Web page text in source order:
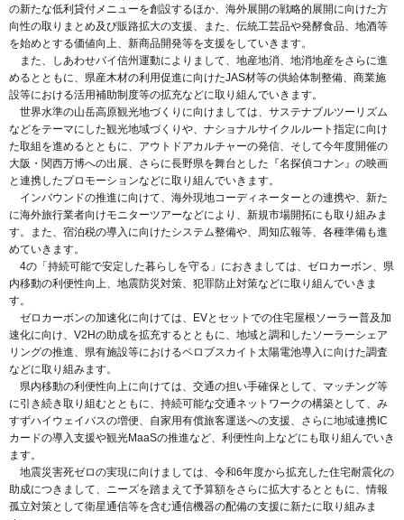
の新たな低利貸付メニューを創設するほか、海外展開の戦略的展開に向けた方
向性の取りまとめ及び販路拡大の支援、また、伝統工芸品や発酵食品、地酒等
を始めとする価値向上、新商品開発等を支援をしていきます。
また、しあわせバイ信州運動によりまして、地産地消、地消地産をさらに進
めるとともに、県産木材の利用促進に向けたJAS材等の供給体制整備、商業施
設等における活用補助制度等の拡充などに取り組んでいきます。
世界水準の山岳高原観光地づくりに向けましては、サステナブルツーリズム
などをテーマにした観光地域づくりや、ナショナルサイクルルート指定に向け
た取組を進めるとともに、アウトドアカルチャーの発信、そして今年度開催の
大阪・関西万博への出展、さらに長野県を舞台とした『名探偵コナン』の映画
と連携したプロモーションなどに取り組んでいきます。
インバウンドの推進に向けて、海外現地コーディネーターとの連携や、新た
に海外旅行業者向けモニターツアーなどにより、新規市場開拓にも取り組みま
す。また、宿泊税の導入に向けたシステム整備や、周知広報等、各種準備も進
めていきます。
4の「持続可能で安定した暮らしを守る」におきましては、ゼロカーボン、県
内移動の利便性向上、地震防災対策、犯罪防止対策などに取り組んでいきま
す。
ゼロカーボンの加速化に向けては、EVとセットでの住宅屋根ソーラー普及加
速化に向け、V2Hの助成を拡充するとともに、地域と調和したソーラーシェア
リングの推進、県有施設等におけるペロブスカイト太陽電池導入に向けた調査
などに取り組みます。
県内移動の利便性向上に向けては、交通の担い手確保として、マッチング等
に引き続き取り組むとともに、持続可能な交通ネットワークの構築として、み
すずハイウェイバスの増便、自家用有償旅客運送への支援、さらに地域連携IC
カードの導入支援や観光MaaSの推進など、利便性向上などにも取り組んでいき
ます。
地震災害死ゼロの実現に向けましては、令和6年度から拡充した住宅耐震化の
助成につきまして、ニーズを踏まえて予算額をさらに拡大するとともに、情報
孤立対策として衛星通信等を含む通信機器の配備の支援に新たに取り組みま